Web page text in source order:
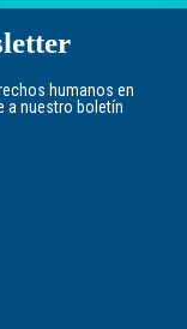
humanos en
a nuestro boletín